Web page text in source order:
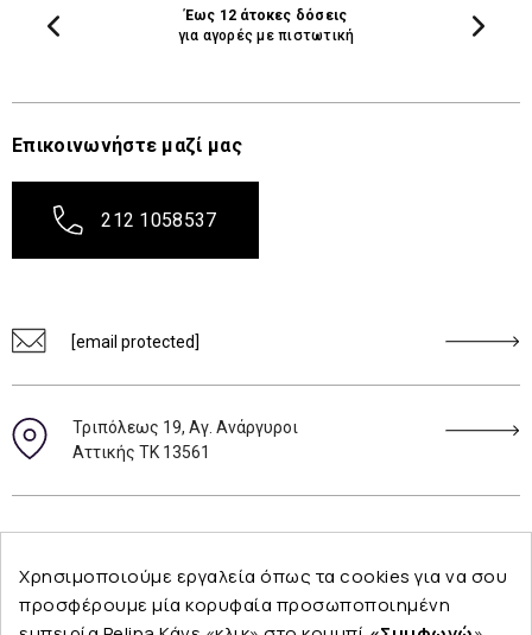
Έως 12 άτοκες δόσεις
για αγορές με πιστωτική
Επικοινωνήστε μαζί μας
212 1058537
[email protected]
Τριπόλεως 19, Αγ. Ανάργυροι
Αττικής ΤΚ 13561
Χρησιμοποιούμε εργαλεία όπως τα cookies για να σου
προσφέρουμε μία κορυφαία προσωποποιημένη